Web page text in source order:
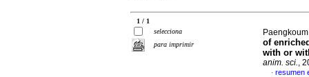
1 / 1
selecciona
para imprimir
of
with or
anim. sci.,
· resumen